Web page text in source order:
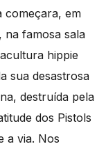
começara, em
na famosa sala
hippie
sua desastrosa
destruída pela
dos Pistols
a via. Nos